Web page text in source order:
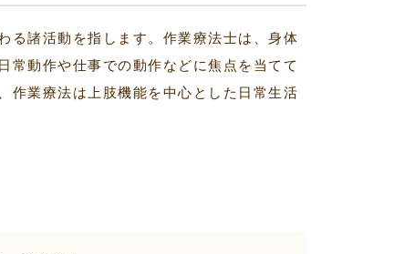
る諸活動を指します。作業療法士は、身体
常動作や仕事での動作などに焦点を当てて
作業療法は上肢機能を中心とした日常生活